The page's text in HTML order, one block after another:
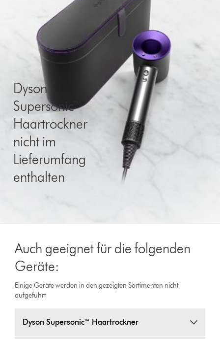
Dyson
Supersonic™
Haartrockner
nicht im
Lieferumfang
enthalten
Auch geeignet für die folgenden
Geräte:
Einige Geräte werden in den gezeigten Sortimenten nicht
aufgeführt
Dyson Supersonic™ Haartrockner